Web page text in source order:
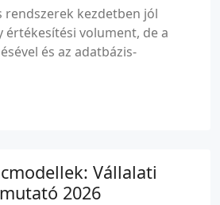
rendszerek kezdetben jól
értékesítési volument, de a
és az adatbázis-
Vállalati
2026